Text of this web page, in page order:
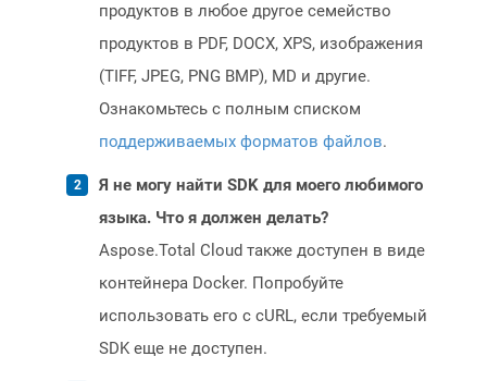
продуктов в любое другое семейство
продуктов в PDF, DOCX, XPS, изображения
(TIFF, JPEG, PNG BMP), MD и другие.
Ознакомьтесь с полным списком
поддерживаемых форматов файлов.
Я не могу найти SDK для моего любимого
языка. Что я должен делать?
Aspose.Total Cloud также доступен в виде
контейнера Docker. Попробуйте
использовать его с cURL, если требуемый
SDK еще не доступен.